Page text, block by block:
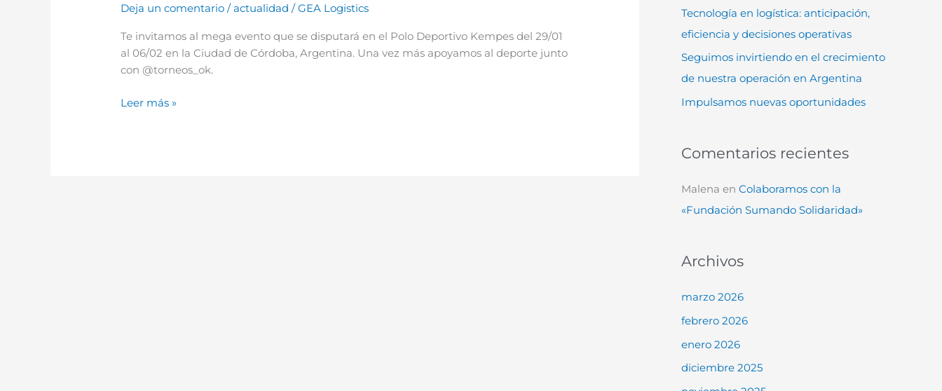
Deja un comentario /actualidad /GEA Logistics
Te invitamos al mega evento que se disputará en el Polo Deportivo Kempes del 29/01
al 06/02 en la Ciudad de Córdoba, Argentina. Una vez más apoyamos al deporte junto
con @torneos_ok.
Oficial
torneo
de
tenis
Open
Leer más »
Tecnología en logística: anticipación,
eficiencia y decisiones operativas
Seguimos invirtiendo en el crecimiento
de nuestra operación en Argentina
Impulsamos nuevas oportunidades
Comentarios recientes
Malena en Colaboramos con la
«Fundación Sumando Solidaridad»
Archivos
marzo 2026
febrero 2026
enero 2026
diciembre 2025